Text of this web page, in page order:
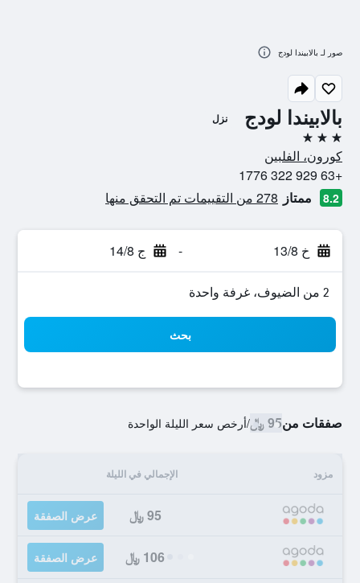
بالابيندا لودج نزل
3 نجوم
كورون، الفلبين
+63 929 322 1776
8.2 ممتاز 278 من التقييمات تم التحقق منها
خ 13/8 - ج 14/8
2 من الضيوف، غرفة واحدة
بحث
صفقات من95 ﷼ /أرخص سعر الليلة الواحدة
مزود الإجمالي في الليلة
95 ﷼ عرض الصفقة
106 ﷼ عرض الصفقة
صور لـ بالابيندا لودج